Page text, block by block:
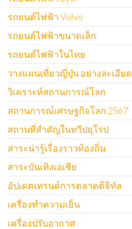
รถยนต์ไฟฟ้า Volvo
รถยนต์ไฟฟ้าขนาดเล็ก
รถยนต์ไฟฟ้าในไทย
วางแผนเที่ยวญี่ปุ่น อย่างละเอียด
วิเคราะห์สถานการณ์โลก
สถานการณ์เศรษฐกิจโลก 2567
สถานที่สำคัญในทวีปยุโรป
สาระน่ารู้เรื่องราวท้องถิ่น
สาระบันเทิงเอเชีย
อัปเดตเทรนด์การตลาดดิจิทัล
เครื่องทำความเย็น
เครื่องปรับอากาศ